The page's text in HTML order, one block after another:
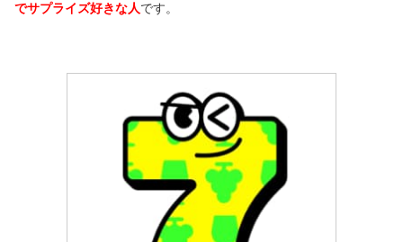
でサプライズ好きな人です。